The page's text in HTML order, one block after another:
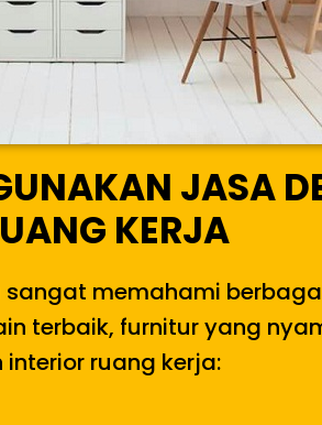
JASA
KERJA
memahami
terbaik, furnitur yang
ruang kerja: